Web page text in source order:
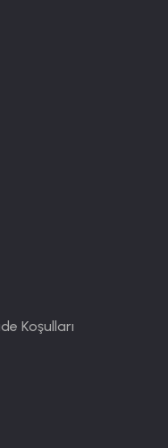
Koşulları